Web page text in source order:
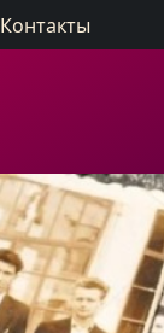
Контакты